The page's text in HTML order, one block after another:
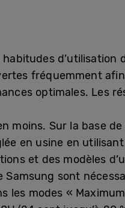
fréquemment
optimales. Les
moins. Sur la base
en usine en
et des modèles
sont
les modes «